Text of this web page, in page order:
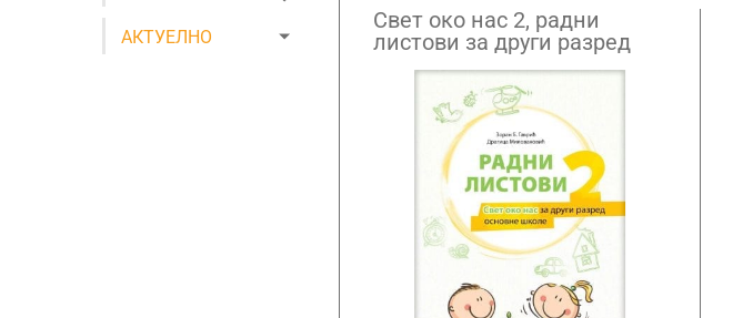
АКТУЕЛНО
Свет око нас 2, радни
листови за други разред